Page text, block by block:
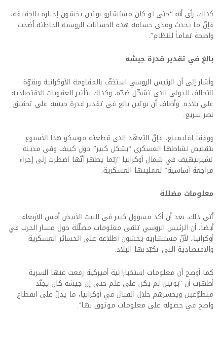
كذلك، رأى أنه “حتى لو كان مستشارو بوتين يخشون إخباره بالحقيقة،
فإنّ ما يحدث ومدى جسامة هذه الحسابات الروسية الخاطئة أضحت
واضحة تماماً للنظام”.
بالغ في تقدير قدرة جيشه
وأشار إلى أن الرئيس الروسي استخفّ بالمقاومة الأوكرانية وبقوّة
التحالف الدولي الذي تشكّل ضدّه، وكذلك بتأثير العقوبات الاقتصادية
على بلاده. وأضاف أن بوتين بالغ في تقدير قدرة جيشه على تحقيق
نصر سريع.
ووفقاً لفليمينغ، فإنّ التعهّد الذي قطعته موسكو هذا الأسبوع
بتقليص نشاطها العسكري “بشكل كبير” حول كييف وفي مدينة
تشيرنيهيف في شمال أوكرانيا “ربّما يظهر أنّها اضطرت إلى إجراء
مراجعة أساسية” لعمليتها العسكرية.
معلومات مضللة
أتى ذلك، بعد أن أكد مسؤول كبير في البيت الأبيض أمس الأربعاء
أيضاً، أن الرئيس الروسي تلقى معلومات مضلّلة حول مسار الحرب في
أوكرانيا، لأنّ مستشاريه يخشون اطلاعه على الخسائر العسكرية
والاقتصادية التي تكبّدتها البلاد.
كما أوضح أن معلومات استخباراتية أميركية رفعت عنها السرية
أظهرت أن “بوتين لم يكن على علم حتى إن جيشه كان يجنّد
متطوّعين ويخسرهم خلال القتال في أوكرانيا، ما يدلّ على انقطاع
واضح في حصوله على معلومات موثوق بها”.